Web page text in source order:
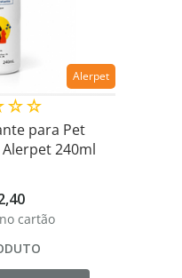
Alerpet
☆☆
para Pet
240ml
,40
cartão